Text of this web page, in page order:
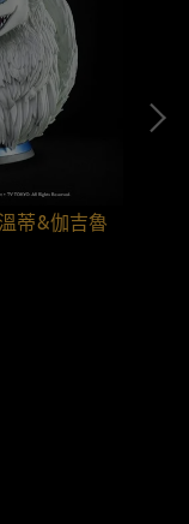
蒂&伽吉魯